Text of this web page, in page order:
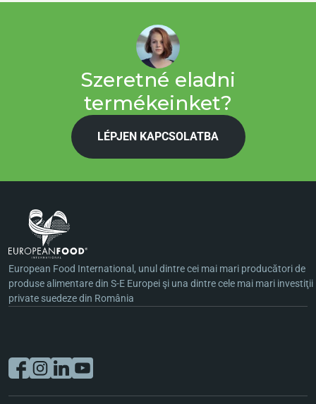
Szeretné eladni
termékeinket?
LÉPJEN KAPCSOLATBA
European Food International, unul dintre cei mai mari producători de
produse alimentare din S-E Europei şi una dintre cele mai mari investiţii
private suedeze din România